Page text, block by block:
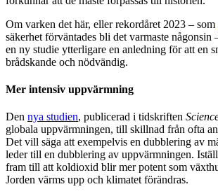
Om varken det här, eller rekordåret 2023 – som
säkerhet förväntades bli det varmaste någonsin
en ny studie ytterligare en anledning för att en
brådskande och nödvändig.
Mer intensiv uppvärmning
Den nya studien, publicerad i tidskriften
globala uppvärmningen, till skillnad från ofta
Det vill säga att exempelvis en dubblering av
leder till en dubblering av uppvärmningen.
fram till att koldioxid blir mer potent som
Jorden värms upp och klimatet förändras.